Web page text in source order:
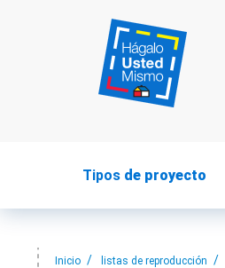
Tipos de proyecto
Inicio listas de reproducción